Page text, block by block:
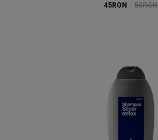
45RON 50RON